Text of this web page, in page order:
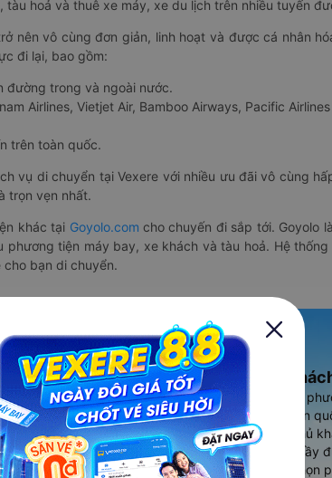
hoả và thuê xe máy, xe du lịch trên nhiều tuyến
nên vô cùng đơn giản, linh hoạt và được cá nhân
đi lại, bao gồm:
đường trong và ngoài nước.
Airlines, Vietjet Air, Bamboo Airways, Pacific
trên toàn quốc.
vụ di chuyển tại Vexere với nhiều ưu đãi vô cùng
trọn vẹn nhất.
khác tại Goyolo.com cho chuyến đi sắp tới. Goyolo
phương tiện máy bay, xe khách và tàu hoả. Hệ
bạn di chuyển.
Ứng dụng đặt vé Xe
Vexere - ứng dụng đặt vé đa
cao, 5000+ tuyến đường toàn
vụ thuê xe máy, xe du lịch phủ
Ứng dụng hiển thị thông tin đầy
người dùng so sánh và lựa chọn